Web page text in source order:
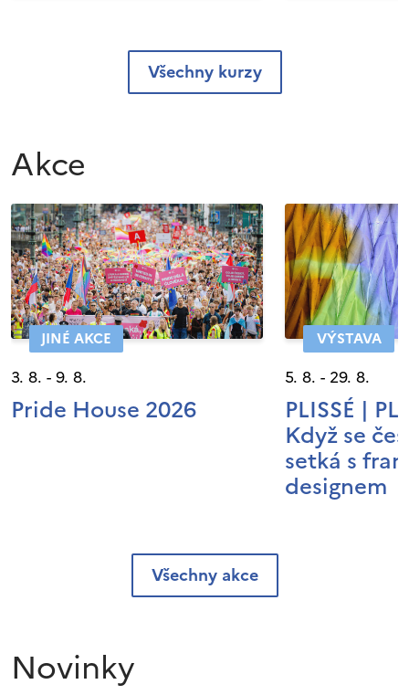
Všechny kurzy
Akce
JINÉ AKCE
3. 8. - 9. 8.
Pride House 2026
VÝSTAVA
5. 8. - 29. 8.
PLISSÉ |
Když se
setká s
designem
Všechny akce
Novinky